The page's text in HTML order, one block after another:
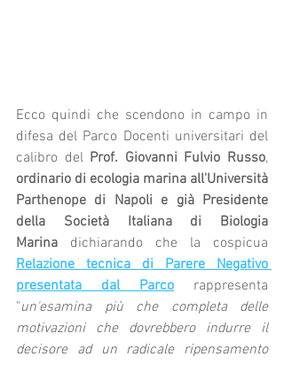
Ecco quindi che scendono in campo in
difesa del Parco Docenti universitari del
calibro del Prof. Giovanni Fulvio Russo
ordinario di ecologia marina all'Università
Parthenope di Napoli e già Presidente
della Società Italiana di Biologia
Marina
Relazione tecnica di Parere Negativo
presentata dal Parco rappresenta
"un'esamina più che completa delle
motivazioni che dovrebbero indurre il
decisore ad un radicale ripensamento